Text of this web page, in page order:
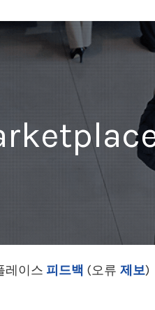
레이스 피드백 (오류 제보)